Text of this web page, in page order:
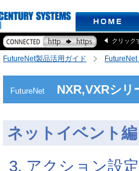
クリック
FutureNet製品活用ガイド
FutureNet NXR,VXRシリ
ネットイベント編
3. アクション設定